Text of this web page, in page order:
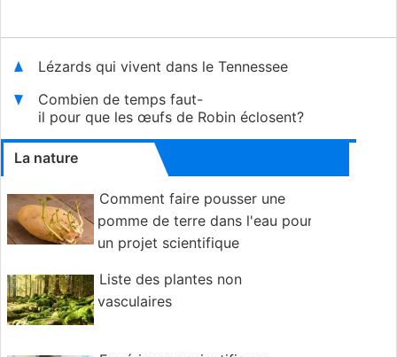
Lézards qui vivent dans le Tennessee
Combien de temps faut-
il pour que les œufs de Robin éclosent?
La nature
Comment faire pousser une
pomme de terre dans l'eau pour
un projet scientifique
Liste des plantes non
vasculaires